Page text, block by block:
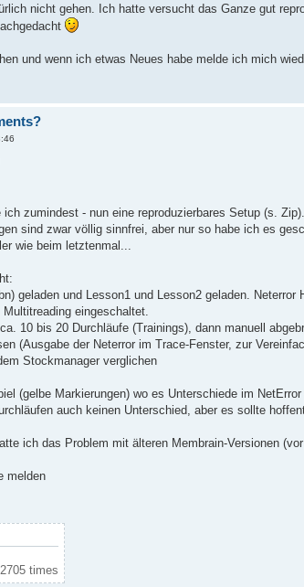
nicht gehen. Ich hatte versucht das Ganze gut
und wenn ich etwas Neues habe melde ich mich
ich zumindest - nun eine reproduzierbares Setup (s. Zip).
sind zwar völlig sinnfrei, aber nur so habe ich es
wie beim letztenmal...
geladen und Lesson1 und Lesson2 geladen.
eingeschaltet.
10 bis 20 Durchläufe (Trainings), dann manuell
(Ausgabe der Neterror im Trace-Fenster, zur
Stockmanager verglichen
(gelbe Markierungen) wo es Unterschiede im NetError
auch keinen Unterschied, aber es sollte
ich das Problem mit älteren Membrain-Versionen
melden
times